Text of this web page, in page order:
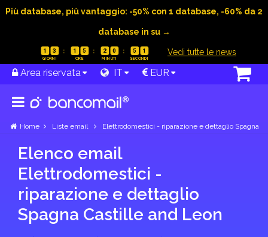
Più database, più vantaggio: -50% con 1 database, -60% da 2
database in su →
1 3 1 5 2 0 5 0 Vedi tutte le news
Area riservata IT EUR
Home Liste email Elettrodomestici - riparazione e dettaglio Spagna
Elenco email
Elettrodomestici -
riparazione e dettaglio
Spagna Castille and Leon